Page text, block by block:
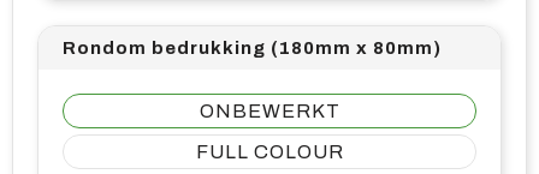
Rondom bedrukking (180mm x 80mm)
ONBEWERKT
FULL COLOUR